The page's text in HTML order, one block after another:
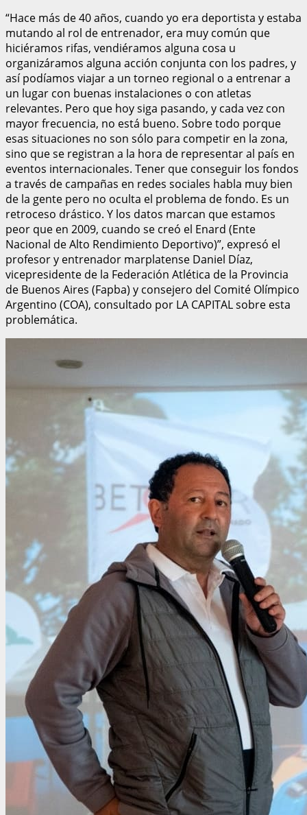
“Hace más de 40 años, cuando yo era deportista y estaba
mutando al rol de entrenador, era muy común que
hiciéramos rifas, vendiéramos alguna cosa u
organizáramos alguna acción conjunta con los padres, y
así podíamos viajar a un torneo regional o a entrenar a
un lugar con buenas instalaciones o con atletas
relevantes. Pero que hoy siga pasando, y cada vez con
mayor frecuencia, no está bueno. Sobre todo porque
esas situaciones no son sólo para competir en la zona,
sino que se registran a la hora de representar al país en
eventos internacionales. Tener que conseguir los fondos
a través de campañas en redes sociales habla muy bien
de la gente pero no oculta el problema de fondo. Es un
retroceso drástico. Y los datos marcan que estamos
peor que en 2009, cuando se creó el Enard (Ente
Nacional de Alto Rendimiento Deportivo)”, expresó el
profesor y entrenador marplatense Daniel Díaz,
vicepresidente de la Federación Atlética de la Provincia
de Buenos Aires (Fapba) y consejero del Comité Olímpico
Argentino (COA), consultado por LA CAPITAL sobre esta
problemática.